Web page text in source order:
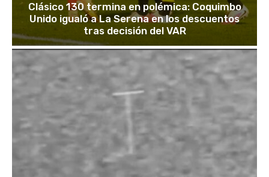
Clásico 130 termina en polémica: Coquimbo
Unido igualó a La Serena en los descuentos
tras decisión del VAR